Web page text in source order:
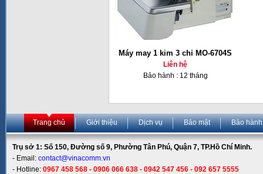
Máy may 1 kim 3 chỉ MO-6704S
Liên hệ
Bảo hành : 12 tháng
Trang chủ Giới thiệu Dịch vụ Bảo mật Bảo hành
Trụ sở 1: Số 150, Đường số 9, Phường Tân Phú, Quận 7, TP.Hồ Chí Minh.
- Email: contact@vinacomm.vn
- Hotline: 0967 458 568 - 0906 066 638 - 0942 547 456 - 092 657 5555